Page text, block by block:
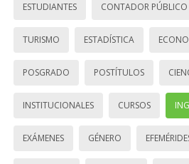
ESTUDIANTES CONTADOR PÚBLICO
TURISMO ESTADÍSTICA
POSGRADO POSTÍTULOS
INSTITUCIONALES CURSOS
EXÁMENES GÉNERO